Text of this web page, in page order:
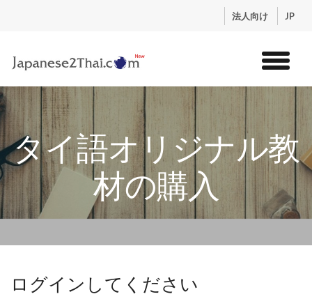
法人向け JP
トップ
サービス
コンテンツ
講師紹介
料金
お申込流れ
タイ語オリジナル教
材の購入
ログインしてください